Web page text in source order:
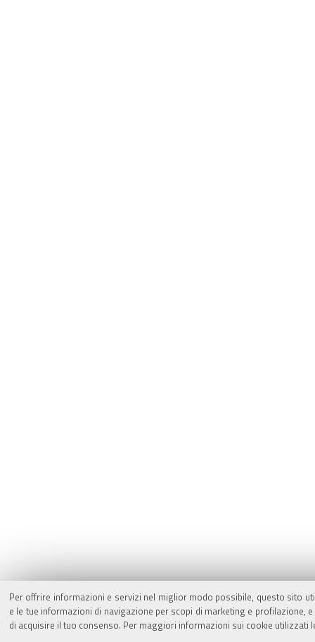
Per offrire informazioni e servizi nel miglior modo possibile, questo sito
e le tue informazioni di navigazione per scopi di marketing e
di acquisire il tuo consenso. Per maggiori informazioni sui cookie utilizzati